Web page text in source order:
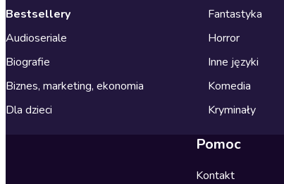
Bestsellery
Audioseriale
Biografie
Biznes, marketing, ekonomia
Dla dzieci
Fantastyka
Horror
Inne języki
Komedia
Kryminały
Pomoc
Kontakt